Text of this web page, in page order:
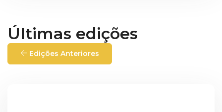
Últimas edições
Edições Anteriores